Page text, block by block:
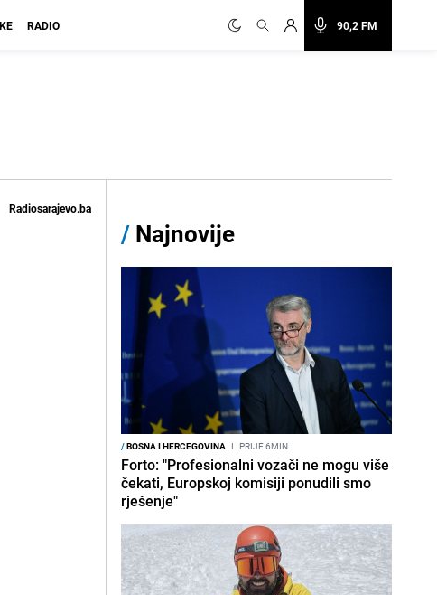
90,2 FM
RADIO
Radiosarajevo.ba
/ Najnovije
/BOSNA I HERCEGOVINA I PRIJE 6MIN
Forto: "Profesionalni vozači ne mogu više
čekati, Europskoj komisiji ponudili smo
rješenje"